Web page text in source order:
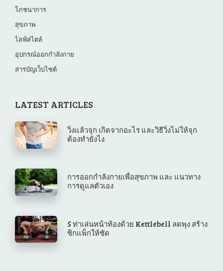
โภชนาการ
สุขภาพ
ไลฟ์สไตล์
อุปกรณ์ออกกำลังกาย
สารบัญเว็บไซต์
LATEST ARTICLES
วิ่งแล้วจุก เกิดจากอะไร และวิธีวิ่งไม่ให้จุก
ต้องทำยังไง
การออกกําลังกายเพื่อสุขภาพ และ แนวทาง
การดูแลตัวเอง
5 ท่าเล่นหน้าท้องด้วย Kettlebell ลดพุง สร้าง
ซิกแพ็กให้ชัด